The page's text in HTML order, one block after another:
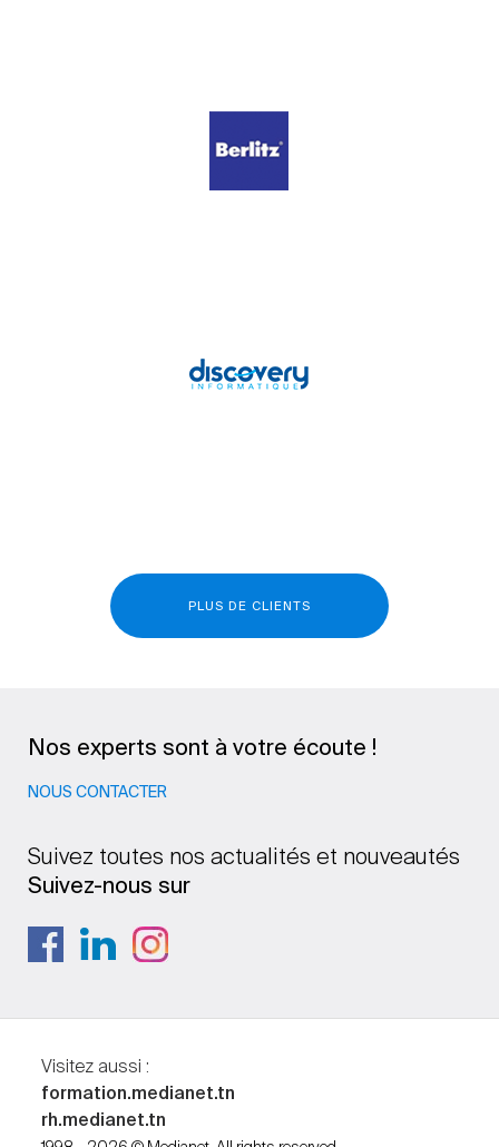
PLUS DE CLIENTS
Nos experts sont à votre écoute !
NOUS CONTACTER
Suivez toutes nos actualités et nouveautés
Suivez-nous sur
Visitez aussi :
formation.medianet.tn
rh.medianet.tn